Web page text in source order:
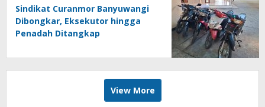
Sindikat Curanmor Banyuwangi
Dibongkar, Eksekutor hingga
Penadah Ditangkap
View More